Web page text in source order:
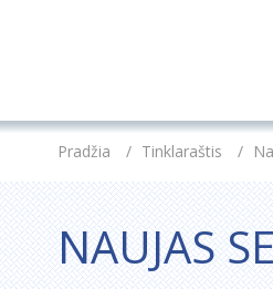
Pradžia / Tinklaraštis /
NAUJAS